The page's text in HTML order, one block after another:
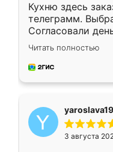
Кухню здесь
телеграмм.
Согласовали
недели кухня
довольны
мебель за
Читать полностью
3 августа